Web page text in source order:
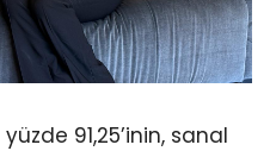
91,25’inin, sanal